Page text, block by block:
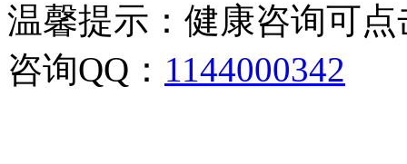
温馨提示：健康咨询可
咨询QQ： 1144000342